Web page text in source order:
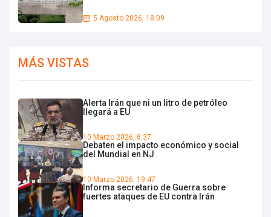
5 Agosto 2026, 18:09
MÁS VISTAS
Alerta Irán que ni un litro de petróleo
llegará a EU
10 Marzo 2026, 8:37
Debaten el impacto económico y social
del Mundial en NJ
10 Marzo 2026, 19:47
Informa secretario de Guerra sobre
fuertes ataques de EU contra Irán